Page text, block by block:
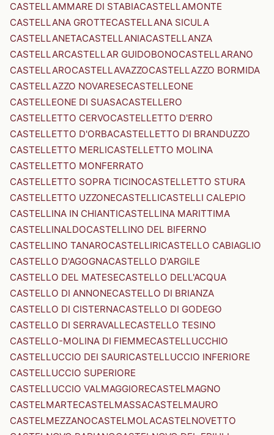
CASTELLAMMARE DI STABIACASTELLAMONTE
CASTELLANA GROTTECASTELLANA SICULA
CASTELLANETACASTELLANIACASTELLANZA
CASTELLARCASTELLAR GUIDOBONOCASTELLARANO
CASTELLAROCASTELLAVAZZOCASTELLAZZO BORMIDA
CASTELLAZZO NOVARESECASTELLEONE
CASTELLEONE DI SUASACASTELLERO
CASTELLETTO CERVOCASTELLETTO D'ERRO
CASTELLETTO D'ORBACASTELLETTO DI BRANDUZZO
CASTELLETTO MERLICASTELLETTO MOLINA
CASTELLETTO MONFERRATO
CASTELLETTO SOPRA TICINOCASTELLETTO STURA
CASTELLETTO UZZONECASTELLICASTELLI CALEPIO
CASTELLINA IN CHIANTICASTELLINA MARITTIMA
CASTELLINALDOCASTELLINO DEL BIFERNO
CASTELLINO TANAROCASTELLIRICASTELLO CABIAGLIO
CASTELLO D'AGOGNACASTELLO D'ARGILE
CASTELLO DEL MATESECASTELLO DELL'ACQUA
CASTELLO DI ANNONECASTELLO DI BRIANZA
CASTELLO DI CISTERNACASTELLO DI GODEGO
CASTELLO DI SERRAVALLECASTELLO TESINO
CASTELLO-MOLINA DI FIEMMECASTELLUCCHIO
CASTELLUCCIO DEI SAURICASTELLUCCIO INFERIORE
CASTELLUCCIO SUPERIORE
CASTELLUCCIO VALMAGGIORECASTELMAGNO
CASTELMARTECASTELMASSACASTELMAURO
CASTELMEZZANOCASTELMOLACASTELNOVETTO